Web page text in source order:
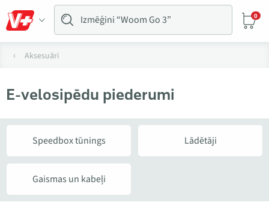
0
Aksesuāri
E-velosipēdu piederumi
Speedbox tūnings Lādētāji
Gaismas un kabeļi